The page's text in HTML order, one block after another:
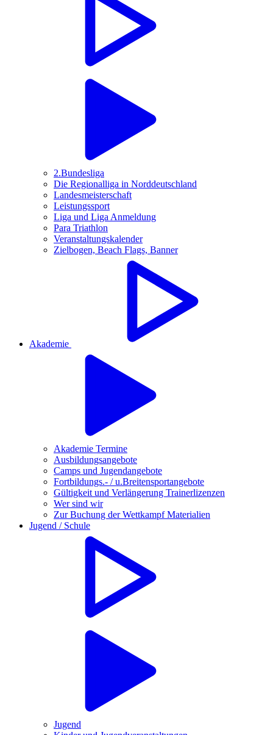
2.Bundesliga
Die Regionalliga in Norddeutschland
Landesmeisterschaft
Leistungssport
Liga und Liga Anmeldung
Para Triathlon
Veranstaltungskalender
Zielbogen, Beach Flags, Banner
Akademie
Akademie Termine
Ausbildungsangebote
Camps und Jugendangebote
Fortbildungs.- / u.Breitensportangebote
Gültigkeit und Verlängerung Trainerlizenzen
Wer sind wir
Zur Buchung der Wettkampf Materialien
Jugend / Schule
Jugend